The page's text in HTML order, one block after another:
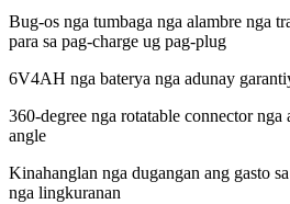
Bug-os nga tumbaga nga alambre nga
para sa pag-charge ug pag-plug
6V4AH nga baterya nga adunay
360-degree nga rotatable connector
angle
Kinahanglan nga dugangan ang gasto
nga lingkuranan